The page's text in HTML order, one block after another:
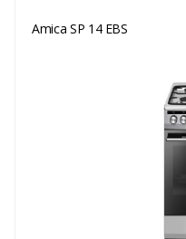
Amica SP 14 EBS